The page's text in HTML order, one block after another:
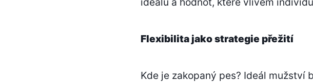
Flexibilita jako strategie přežití
Kde je zakopaný pes? Ideál mužství